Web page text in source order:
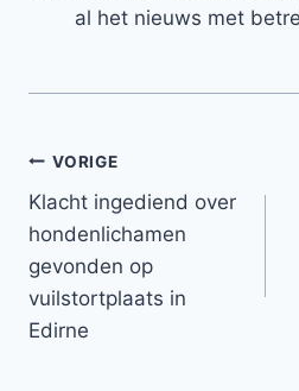
al het nieuws met
Bericht
navigatie
VORIGE
Klacht ingediend over
hondenlichamen
gevonden op
vuilstortplaats in
Edirne